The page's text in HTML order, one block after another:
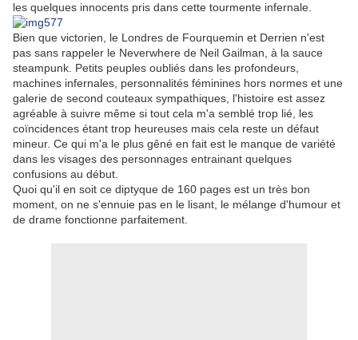
les quelques innocents pris dans cette tourmente infernale.
Bien que victorien, le Londres de Fourquemin et Derrien n'est
pas sans rappeler le Neverwhere de Neil Gailman, à la sauce
steampunk. Petits peuples oubliés dans les profondeurs,
machines infernales, personnalités féminines hors normes et une
galerie de second couteaux sympathiques, l'histoire est assez
agréable à suivre même si tout cela m'a semblé trop lié, les
coïncidences étant trop heureuses mais cela reste un défaut
mineur. Ce qui m'a le plus gêné en fait est le manque de variété
dans les visages des personnages entrainant quelques
confusions au début.
Quoi qu'il en soit ce diptyque de 160 pages est un très bon
moment, on ne s'ennuie pas en le lisant, le mélange d'humour et
de drame fonctionne parfaitement.